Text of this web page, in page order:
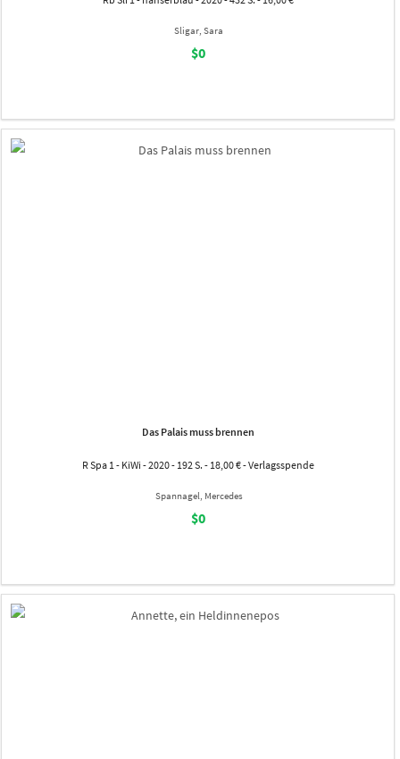
Sligar, Sara
$0
Das Palais muss brennen
R Spa 1 - KiWi - 2020 - 192 S. - 18,00 € - Verlagsspende
Spannagel, Mercedes
$0